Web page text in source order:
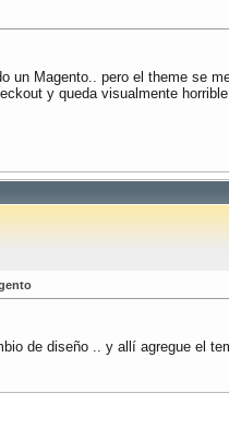
un Magento.. pero el theme se
y queda visualmente horrible
de diseño .. y allí agregue el